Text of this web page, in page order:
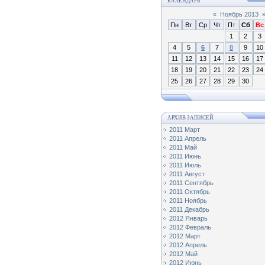
« Ноябрь 2013 »
Пн
Вт Ср Чт Пт Сб
Вс
1
2
3
4
5 6 7 8 9
10
11
12 13 14 15 16
17
18
19 20 21 22 23
24
25
26 27 28 29 30
АРХИВ ЗАПИСЕЙ
2011 Март
2011 Апрель
2011 Май
2011 Июнь
2011 Июль
2011 Август
2011 Сентябрь
2011 Октябрь
2011 Ноябрь
2011 Декабрь
2012 Январь
2012 Февраль
2012 Март
2012 Апрель
2012 Май
2012 Июнь